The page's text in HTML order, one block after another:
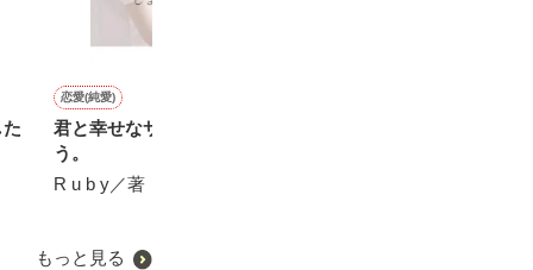
恋愛(純愛)
君と幸せなサヨナラをしよ
う。
R u b y／著
もっと見る